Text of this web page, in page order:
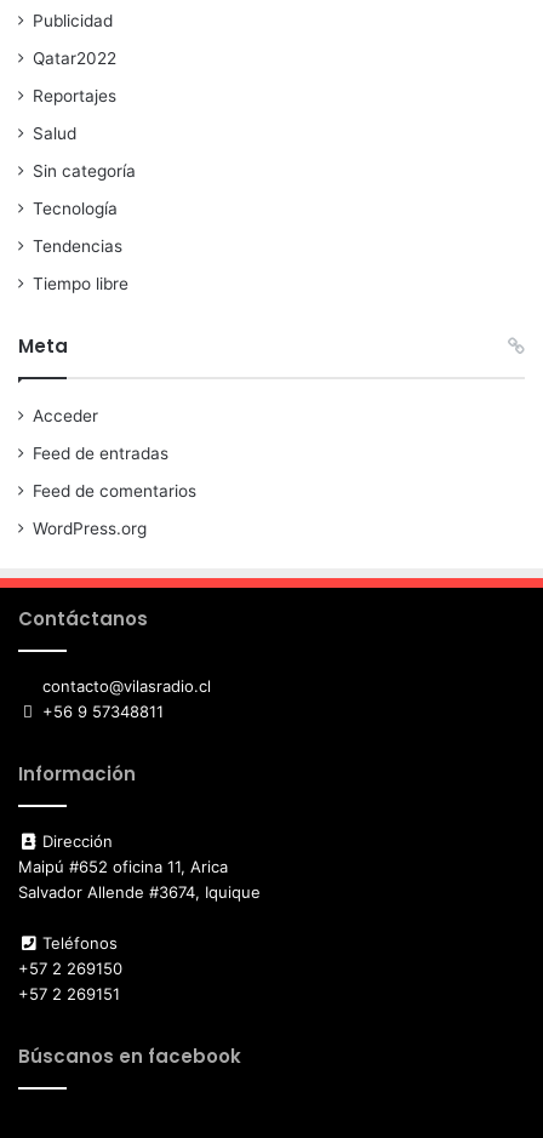
Publicidad
Qatar2022
Reportajes
Salud
Sin categoría
Tecnología
Tendencias
Tiempo libre
Meta
Acceder
Feed de entradas
Feed de comentarios
WordPress.org
Contáctanos
contacto@vilasradio.cl
+56 9 57348811
Información
Dirección
Maipú #652 oficina 11, Arica
Salvador Allende #3674, Iquique
Teléfonos
+57 2 269150
+57 2 269151
Búscanos en facebook